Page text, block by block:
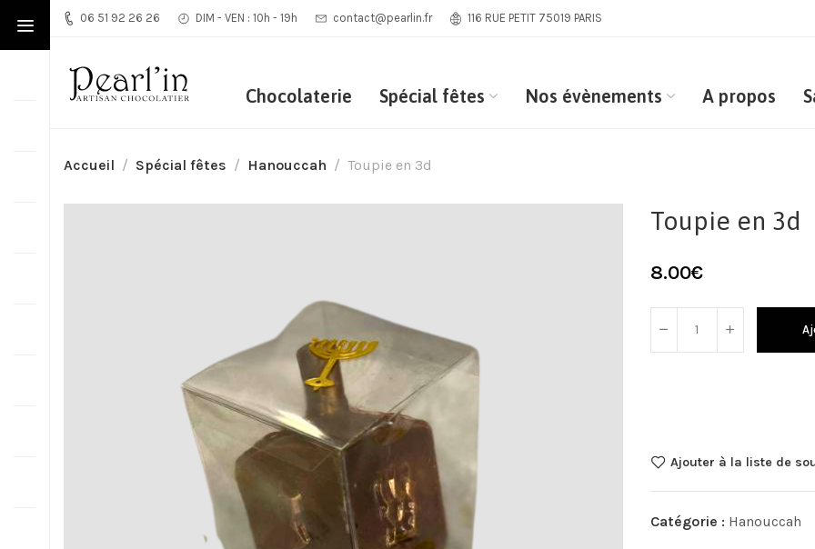
06 51 92 26 26 DIM - VEN : 10h - 19h contact@pearlin.fr 116 RUE PETIT 75019 PARIS
Chocolaterie Spécial fêtes Nos évènements A propos
Accueil Spécial fêtes Hanouccah Toupie en 3d
Toupie en 3d
8.00€
Ajouter à la liste de
Catégorie : Hanouccah